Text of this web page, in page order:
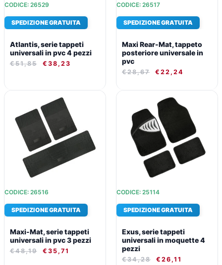
CODICE: 26529
SPEDIZIONE GRATUITA
Atlantis, serie tappeti
universali in pvc 4 pezzi
€51,85 € 38,23
CODICE: 26517
SPEDIZIONE GRATUITA
Maxi Rear-Mat, tappeto
posteriore universale in
pvc
€28,67 € 22,24
CODICE: 26516
SPEDIZIONE GRATUITA
Maxi-Mat, serie tappeti
universali in pvc 3 pezzi
€48,19
PREZZO
ORIGINALE
ERA:
€48,19.
€ 35,71
ATTUALE
È:
€35,71.
CODICE: 25114
SPEDIZIONE GRATUITA
Exus, serie tappeti
universali in moquette 4
pezzi
€34,28
PREZZO
ORIGINALE
ERA:
€34,28.
€ 26,11
ATTUALE
È:
€26,11.